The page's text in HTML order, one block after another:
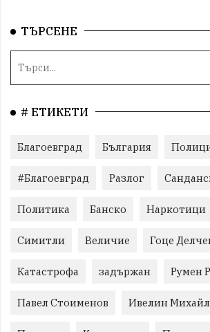
ТЪРСЕНЕ
# ЕТИКЕТИ
Благоевград България
#Благоевград Разлог
Политика Банско Наркотици
Симитли Величие Гоце
Катастрофа задържан Румен
Павел Стоименов Ивелин